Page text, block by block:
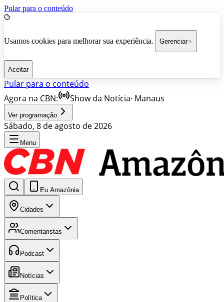
Pular para o conteúdo
Usamos cookies para melhorar sua experiência. Gerenciar
Aceitar
Pular para o conteúdo
Agora na CBN:
Show da Notícia· Manaus
Ver programação
Sábado, 8 de agosto de 2026
Menu
Eu Amazônia
Cidades
Comentaristas
Podcast
Notícias
Política